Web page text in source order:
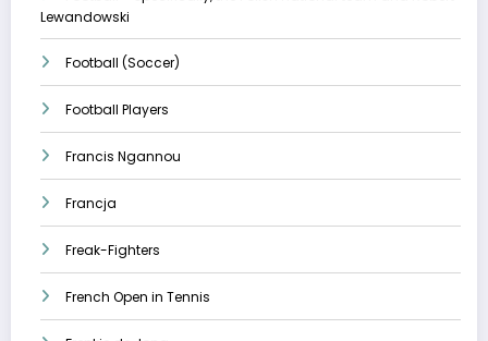
Lewandowski
Football (Soccer)
Football Players
Francis Ngannou
Francja
Freak-Fighters
French Open in Tennis